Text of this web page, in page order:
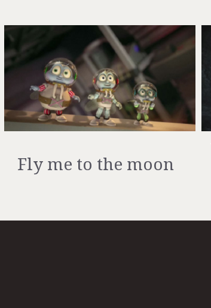
Fly me to the moon